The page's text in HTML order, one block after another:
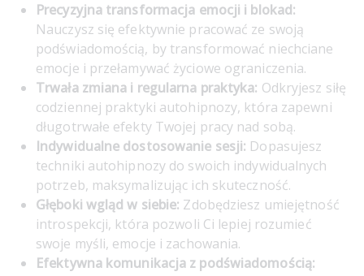
Precyzyjna transformacja emocji i blokad:
Nauczysz się efektywnie pracować ze swoją
podświadomością, by transformować niechciane
emocje i przełamywać życiowe ograniczenia.
Trwała zmiana i regularna praktyka: Odkryjesz siłę
codziennej praktyki autohipnozy, która zapewni
długotrwałe efekty Twojej pracy nad sobą.
Indywidualne dostosowanie sesji: Dopasujesz
techniki autohipnozy do swoich indywidualnych
potrzeb, maksymalizując ich skuteczność.
Głęboki wgląd w siebie: Zdobędziesz umiejętność
introspekcji, która pozwoli Ci lepiej rozumieć
swoje myśli, emocje i zachowania.
Efektywna komunikacja z podświadomością: